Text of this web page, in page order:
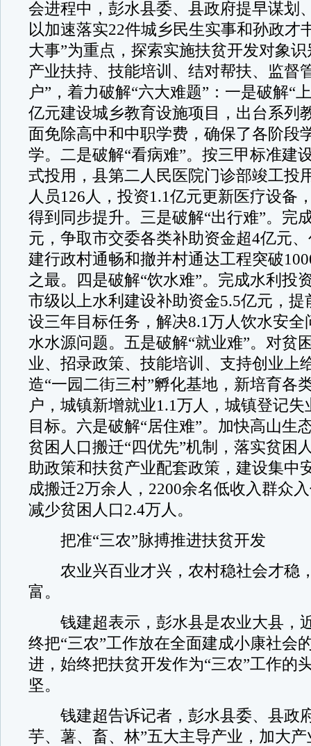
会进程中，彭水县委、县政府提早谋划
以加速落实22件城乡民生实事和孙政才
大事”为重点，探索实施扶贫开发对象
产业扶持、技能培训、结对帮扶、监督
户”，着力破解“六大难题”：一是破解“
亿元建设城乡教育设施项目，出台系列
面免除高中和中职学费，确保了各阶段
学。二是破解“看病难”。按三甲标准建
式投用，县第二人民医院门诊部竣工投
人员126人，投资1.1亿元更新医疗设备
得到同步提升。三是破解“出行难”。完
元，争取市交委各类补助资金超4亿元
建行政村通畅和撤并村通达工程突破
之最。四是破解“饮水难”。完成水利投
市级以上水利建设补助资金5.5亿元，提
设三年目标任务，解决8.1万人饮水安全
水水源问题。五是破解“就业难”。对贫
业、招录政策、技能培训、支持创业上
造“一园二街三村”孵化基地，新培育各
户，城镇新增就业1.1万人，城镇登记
目标。六是破解“居住难”。加快高山生
贫困人口搬迁“四优先”机制，落实贫困
助政策和扶贫产业配套政策，建设集中
成搬迁2万余人，2200余名低收入群众
减少贫困人口2.4万人。
把准“三农”脉搏推进扶贫开发
农业兴百业才兴，农村稳社会才稳
富。
钱建超表示，彭水县是农业大县，
终把“三农”工作放在全面建成小康社会
进，始终把扶贫开发作为“三农”工作的
坚。
钱建超告诉记者，彭水县委、县政
芋、薯、畜、林”五大主导产业，加大